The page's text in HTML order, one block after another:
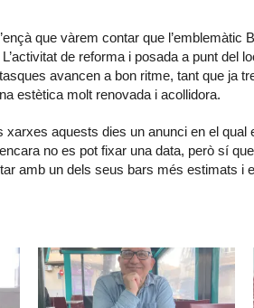
que vàrem contar que l’emblemàtic
de reforma i posada a punt del
avancen a bon ritme, tant que ja
estètica molt renovada i acollidora.
aquests dies un anunci en el qual
no es pot fixar una data, però sí
amb un dels seus bars més estimats i